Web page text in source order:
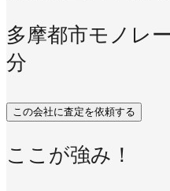
多摩都市モノレ
分
この会社に査定を依頼する
ここが強み！